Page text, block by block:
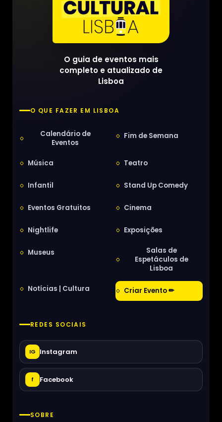
O guia de eventos mais
completo e atualizado de
Lisboa
O QUE FAZER EM LISBOA
Calendário de
Eventos
Fim de Semana
Música Teatro
Infantil Stand Up Comedy
Eventos Gratuitos Cinema
Nightlife Exposições
Museus
Salas de
Espetáculos de
Lisboa
Notícias | Cultura Criar Evento ✏
REDES SOCIAIS
IG Instagram
f Facebook
SOBRE